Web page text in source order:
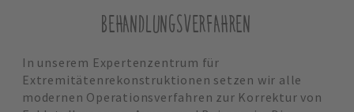
BEHANDLUNGSVERFAHREN
In unserem Expertenzentrum für
Extremitätenrekonstruktionen setzen wir alle
modernen Operationsverfahren zur Korrektur von